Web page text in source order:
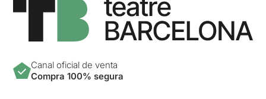
Canal oficial de venta
Compra 100% segura